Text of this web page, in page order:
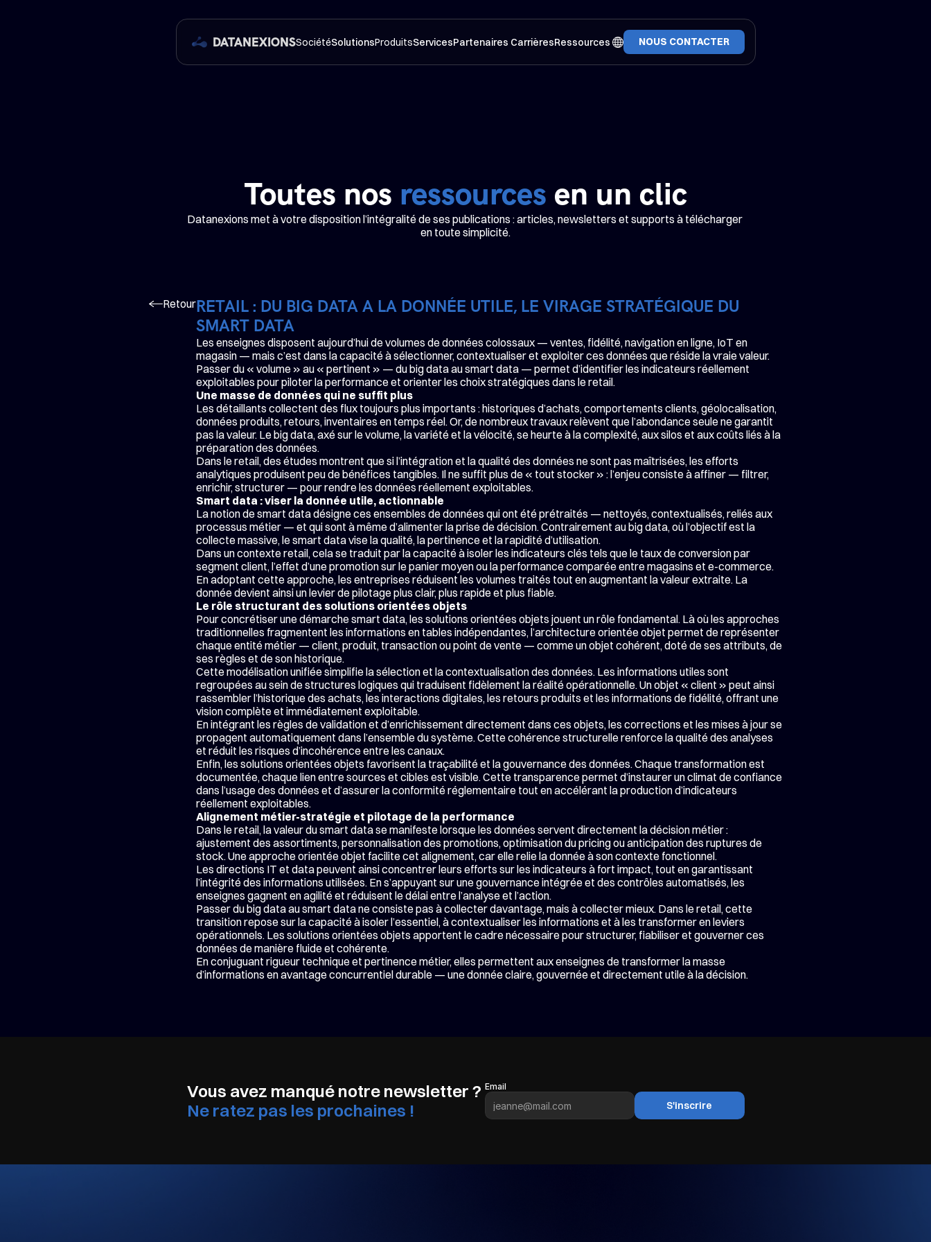
DATANEXIONSSociétéSolutionsProduitsServicesPartenaires CarrièresRessources NOUS CONTACTER
Toutes nos ressources en un clic
Datanexions met à votre disposition l’intégralité de ses publications : articles, newsletters et supports à télécharger
en toute simplicité.
RetourRETAIL : DU BIG DATA A LA DONNÉE UTILE, LE VIRAGE STRATÉGIQUE DU
SMART DATA
Les enseignes disposent aujourd’hui de volumes de données colossaux — ventes, fidélité, navigation en ligne, IoT en
magasin — mais c’est dans la capacité à sélectionner, contextualiser et exploiter ces données que réside la vraie valeur.
Passer du « volume » au « pertinent » — du big data au smart data — permet d’identifier les indicateurs réellement
exploitables pour piloter la performance et orienter les choix stratégiques dans le retail.
Une masse de données qui ne suffit plus
Les détaillants collectent des flux toujours plus importants : historiques d’achats, comportements clients, géolocalisation,
données produits, retours, inventaires en temps réel. Or, de nombreux travaux relèvent que l’abondance seule ne garantit
pas la valeur. Le big data, axé sur le volume, la variété et la vélocité, se heurte à la complexité, aux silos et aux coûts liés à la
préparation des données.
Dans le retail, des études montrent que si l’intégration et la qualité des données ne sont pas maîtrisées, les efforts
analytiques produisent peu de bénéfices tangibles. Il ne suffit plus de « tout stocker » : l’enjeu consiste à affiner — filtrer,
enrichir, structurer — pour rendre les données réellement exploitables.
Smart data : viser la donnée utile, actionnable
La notion de smart data désigne ces ensembles de données qui ont été prétraités — nettoyés, contextualisés, reliés aux
processus métier — et qui sont à même d’alimenter la prise de décision. Contrairement au big data, où l’objectif est la
collecte massive, le smart data vise la qualité, la pertinence et la rapidité d’utilisation.
Dans un contexte retail, cela se traduit par la capacité à isoler les indicateurs clés tels que le taux de conversion par
segment client, l’effet d’une promotion sur le panier moyen ou la performance comparée entre magasins et e-commerce.
En adoptant cette approche, les entreprises réduisent les volumes traités tout en augmentant la valeur extraite. La
donnée devient ainsi un levier de pilotage plus clair, plus rapide et plus fiable.
Le rôle structurant des solutions orientées objets
Pour concrétiser une démarche smart data, les solutions orientées objets jouent un rôle fondamental. Là où les approches
traditionnelles fragmentent les informations en tables indépendantes, l’architecture orientée objet permet de représenter
chaque entité métier — client, produit, transaction ou point de vente — comme un objet cohérent, doté de ses attributs, de
ses règles et de son historique.
Cette modélisation unifiée simplifie la sélection et la contextualisation des données. Les informations utiles sont
regroupées au sein de structures logiques qui traduisent fidèlement la réalité opérationnelle. Un objet « client » peut ainsi
rassembler l’historique des achats, les interactions digitales, les retours produits et les informations de fidélité, offrant une
vision complète et immédiatement exploitable.
En intégrant les règles de validation et d’enrichissement directement dans ces objets, les corrections et les mises à jour se
propagent automatiquement dans l’ensemble du système. Cette cohérence structurelle renforce la qualité des analyses
et réduit les risques d’incohérence entre les canaux.
Enfin, les solutions orientées objets favorisent la traçabilité et la gouvernance des données. Chaque transformation est
documentée, chaque lien entre sources et cibles est visible. Cette transparence permet d’instaurer un climat de confiance
dans l’usage des données et d’assurer la conformité réglementaire tout en accélérant la production d’indicateurs
réellement exploitables.
Alignement métier-stratégie et pilotage de la performance
Dans le retail, la valeur du smart data se manifeste lorsque les données servent directement la décision métier :
ajustement des assortiments, personnalisation des promotions, optimisation du pricing ou anticipation des ruptures de
stock. Une approche orientée objet facilite cet alignement, car elle relie la donnée à son contexte fonctionnel.
Les directions IT et data peuvent ainsi concentrer leurs efforts sur les indicateurs à fort impact, tout en garantissant
l’intégrité des informations utilisées. En s’appuyant sur une gouvernance intégrée et des contrôles automatisés, les
enseignes gagnent en agilité et réduisent le délai entre l’analyse et l’action.
Passer du big data au smart data ne consiste pas à collecter davantage, mais à collecter mieux. Dans le retail, cette
transition repose sur la capacité à isoler l’essentiel, à contextualiser les informations et à les transformer en leviers
opérationnels. Les solutions orientées objets apportent le cadre nécessaire pour structurer, fiabiliser et gouverner ces
données de manière fluide et cohérente.
En conjuguant rigueur technique et pertinence métier, elles permettent aux enseignes de transformer la masse
d’informations en avantage concurrentiel durable — une donnée claire, gouvernée et directement utile à la décision.
Vous avez manqué notre newsletter ?
Ne ratez pas les prochaines !
Email
S'inscrire